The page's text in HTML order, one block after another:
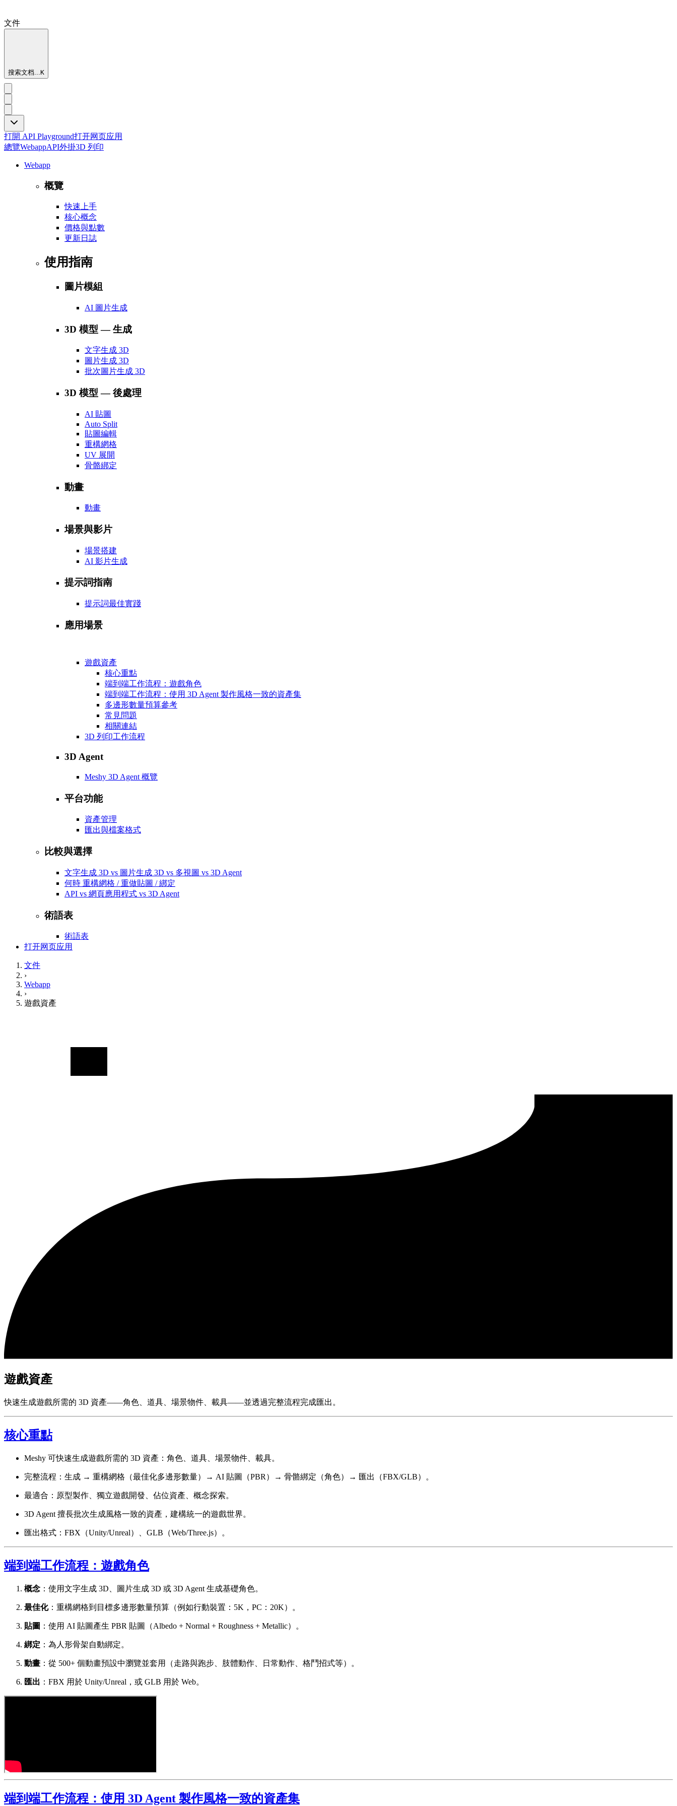
文件
搜索文档...K
打開 API Playground打开网页应用
總覽WebappAPI外掛3D 列印
Webapp
概覽
快速上手
核心概念
價格與點數
更新日誌
使用指南
圖片模組
AI 圖片生成
3D 模型 — 生成
文字生成 3D
圖片生成 3D
批次圖片生成 3D
3D 模型 — 後處理
AI 貼圖
Auto Split
貼圖編輯
重構網格
UV 展開
骨骼綁定
動畫
動畫
場景與影片
場景搭建
AI 影片生成
提示詞指南
提示詞最佳實踐
應用場景
遊戲資產
核心重點
端到端工作流程：遊戲角色
端到端工作流程：使用 3D Agent 製作風格一致的資產集
多邊形數量預算參考
常見問題
相關連結
3D 列印工作流程
3D Agent
Meshy 3D Agent 概覽
平台功能
資產管理
匯出與檔案格式
比較與選擇
文字生成 3D vs 圖片生成 3D vs 多視圖 vs 3D Agent
何時 重構網格 / 重做貼圖 / 綁定
API vs 網頁應用程式 vs 3D Agent
術語表
術語表
打开网页应用
文件
›
Webapp
›
遊戲資產
遊戲資產
快速生成遊戲所需的 3D 資產——角色、道具、場景物件、載具——並透過完整流程完成匯出。
核心重點
Meshy 可快速生成遊戲所需的 3D 資產：角色、道具、場景物件、載具。
完整流程：生成 → 重構網格（最佳化多邊形數量）→ AI 貼圖（PBR）→ 骨骼綁定（角色）→ 匯出（FBX/GLB）。
最適合：原型製作、獨立遊戲開發、佔位資產、概念探索。
3D Agent 擅長批次生成風格一致的資產，建構統一的遊戲世界。
匯出格式：FBX（Unity/Unreal）、GLB（Web/Three.js）。
端到端工作流程：遊戲角色
概念 ：使用文字生成 3D、圖片生成 3D 或 3D Agent 生成基礎角色。
最佳化：重構網格到目標多邊形數量預算（例如行動裝置：5K，PC：20K）。
貼圖 ：使用 AI 貼圖產生 PBR 貼圖（Albedo + Normal + Roughness + Metallic）。
綁定 ：為人形骨架自動綁定。
動畫 ：從 500+ 個動畫預設中瀏覽並套用（走路與跑步、肢體動作、日常動作、格鬥招式等）。
匯出 ：FBX 用於 Unity/Unreal，或 GLB 用於 Web。
端到端工作流程：使用 3D Agent 製作風格一致的資產集